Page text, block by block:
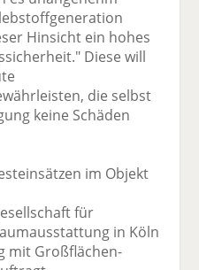
Hinsicht ein hohes
Diese will
die selbst
keine Schäden
im Objekt
für
in Köln
mit Großflächen-